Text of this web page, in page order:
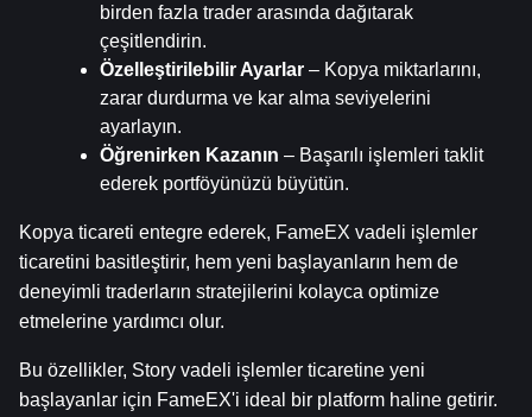
birden fazla trader arasında dağıtarak
çeşitlendirin.
Özelleştirilebilir Ayarlar – Kopya miktarlarını,
zarar durdurma ve kar alma seviyelerini
ayarlayın.
Öğrenirken Kazanın – Başarılı işlemleri taklit
ederek portföyünüzü büyütün.
Kopya ticareti entegre ederek, FameEX vadeli işlemler
ticaretini basitleştirir, hem yeni başlayanların hem de
deneyimli traderların stratejilerini kolayca optimize
etmelerine yardımcı olur.
Bu özellikler, Story vadeli işlemler ticaretine yeni
başlayanlar için FameEX'i ideal bir platform haline getirir.